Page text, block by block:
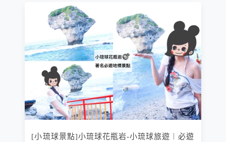
[小琉球景點]小琉球花瓶岩-小琉球旅遊︱必遊